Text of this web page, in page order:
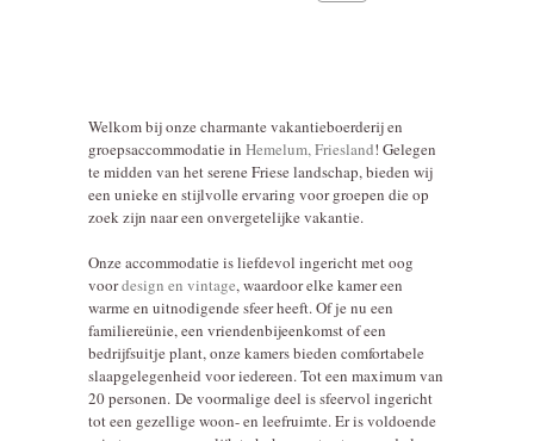
Welkom bij onze charmante vakantieboerderij en
groepsaccommodatie in Hemelum, Friesland! Gelegen
te midden van het serene Friese landschap, bieden wij
een unieke en stijlvolle ervaring voor groepen die op
zoek zijn naar een onvergetelijke vakantie.
Onze accommodatie is liefdevol ingericht met oog
voordesign en vintage, waardoor elke kamer een
warme en uitnodigende sfeer heeft. Of je nu een
familiereünie, een vriendenbijeenkomst of een
bedrijfsuitje plant, onze kamers bieden comfortabele
slaapgelegenheid voor iedereen. Tot een maximum van
20 personen. De voormalige deel is sfeervol ingericht
tot een gezellige woon- en leefruimte. Er is voldoende